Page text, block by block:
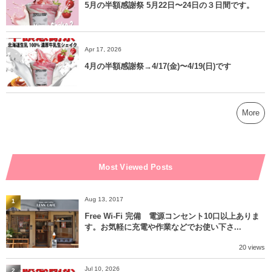
5月の半額感謝祭 5月22日〜24日の３日間です。
Apr 17, 2026
4月の半額感謝祭→4/17(金)〜4/19(日)です
More
Most Viewed Posts
Aug 13, 2017
Free Wi-Fi 完備 電源コンセント10口以上ありま
す。お気軽に充電や作業などでお使い下さ...
20 views
1
Jul 10, 2026
2